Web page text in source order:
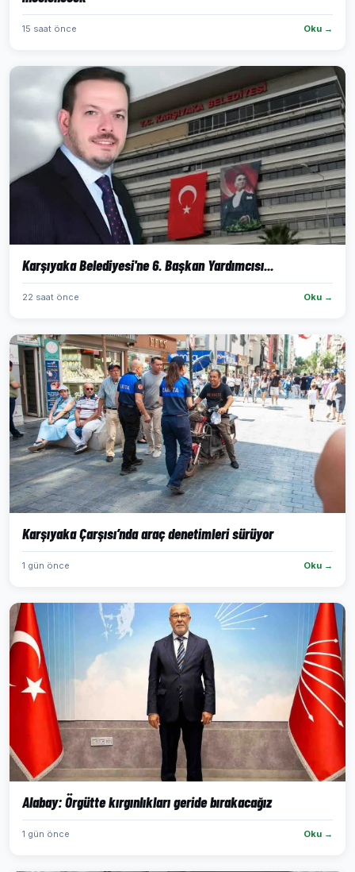
15 saat önce Oku →
Karşıyaka Belediyesi'ne 6. Başkan Yardımcısı...
22 saat önce Oku →
Karşıyaka Çarşısı’nda araç denetimleri sürüyor
1 gün önce Oku →
Alabay: Örgütte kırgınlıkları geride bırakacağız
1 gün önce Oku →